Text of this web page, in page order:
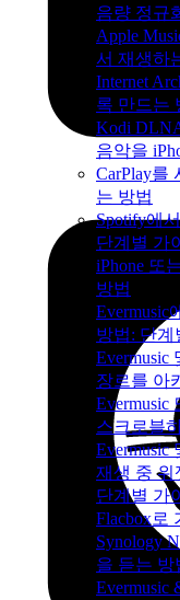
음량 정규
Apple
서 재생하
Internet
록 만드는
Kodi
음악을
CarPlay를
는 방법
Spotify에
단계별 가
iPhone 또
방법
Evermusic
방법: 단계
Evermusic
장르를 아
Evermusic
스크로블
Evermusic
재생 중 위
단계별 가
Flacbox로
Synology
을 듣는 방
Evermusic